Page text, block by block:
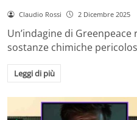
Claudio Rossi 2 Dicembre 2025
Un’indagine di
sostanze chimiche
Leggi di più